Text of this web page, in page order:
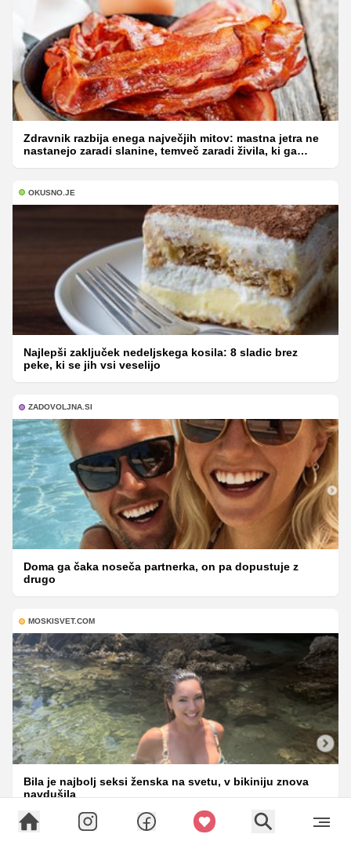
Zdravnik razbija enega največjih mitov: mastna jetra ne
nastanejo zaradi slanine, temveč zaradi živila, ki ga
OKUSNO.JE
Najlepši zaključek nedeljskega kosila: 8 sladic brez
peke, ki se jih vsi veselijo
ZADOVOLJNA.SI
Doma ga čaka noseča partnerka, on pa dopustuje z
drugo
MOSKISVET.COM
Bila je najbolj seksi ženska na svetu, v bikiniju znova
navdušila